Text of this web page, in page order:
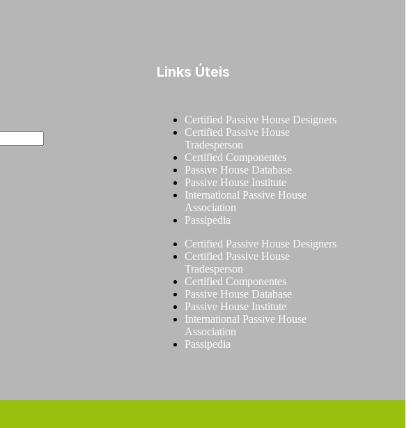
Links Úteis
Certified Passive House Designers
Certified Passive House
Tradesperson
Certified Componentes
Passive House Database
Passive House Institute
International Passive House
Association
Passipedia
Certified Passive House Designers
Certified Passive House
Tradesperson
Certified Componentes
Passive House Database
Passive House Institute
International Passive House
Association
Passipedia